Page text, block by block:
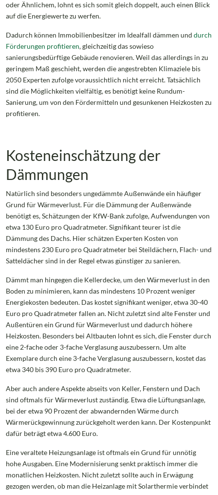
oder Ähnlichem, lohnt es sich somit gleich doppelt, auch einen Blick
auf die Energiewerte zu werfen.
Dadurch können Immobilienbesitzer im Idealfall dämmen und durch
Förderungen profitieren, gleichzeitig das sowieso
sanierungsbedürftige Gebäude renovieren. Weil das allerdings in zu
geringem Maß geschieht, werden die angestrebten Klimaziele bis
2050 Experten zufolge voraussichtlich nicht erreicht. Tatsächlich
sind die Möglichkeiten vielfältig, es benötigt keine Rundum-
Sanierung, um von den Fördermitteln und gesunkenen Heizkosten zu
profitieren.
Kosteneinschätzung der
Dämmungen
Natürlich sind besonders ungedämmte Außenwände ein häufiger
Grund für Wärmeverlust. Für die Dämmung der Außenwände
benötigt es, Schätzungen der KfW-Bank zufolge, Aufwendungen von
etwa 130 Euro pro Quadratmeter. Signifikant teurer ist die
Dämmung des Dachs. Hier schätzen Experten Kosten von
mindestens 230 Euro pro Quadratmeter bei Steildächern, Flach- und
Satteldächer sind in der Regel etwas günstiger zu sanieren.
Dämmt man hingegen die Kellerdecke, um den Wärmeverlust in den
Boden zu minimieren, kann das mindestens 10 Prozent weniger
Energiekosten bedeuten. Das kostet signifikant weniger, etwa 30-40
Euro pro Quadratmeter fallen an. Nicht zuletzt sind alte Fenster und
Außentüren ein Grund für Wärmeverlust und dadurch höhere
Heizkosten. Besonders bei Altbauten lohnt es sich, die Fenster durch
eine 2-fache oder 3-fache Verglasung auszubessern. Um alte
Exemplare durch eine 3-fache Verglasung auszubessern, kostet das
etwa 340 bis 390 Euro pro Quadratmeter.
Aber auch andere Aspekte abseits von Keller, Fenstern und Dach
sind oftmals für Wärmeverlust zuständig. Etwa die Lüftungsanlage,
bei der etwa 90 Prozent der abwandernden Wärme durch
Wärmerückgewinnung zurückgeholt werden kann. Der Kostenpunkt
dafür beträgt etwa 4.600 Euro.
Eine veraltete Heizungsanlage ist oftmals ein Grund für unnötig
hohe Ausgaben. Eine Modernisierung senkt praktisch immer die
monatlichen Heizkosten. Nicht zuletzt sollte auch in Erwägung
gezogen werden, ob man die Heizanlage mit Solarthermie verbindet